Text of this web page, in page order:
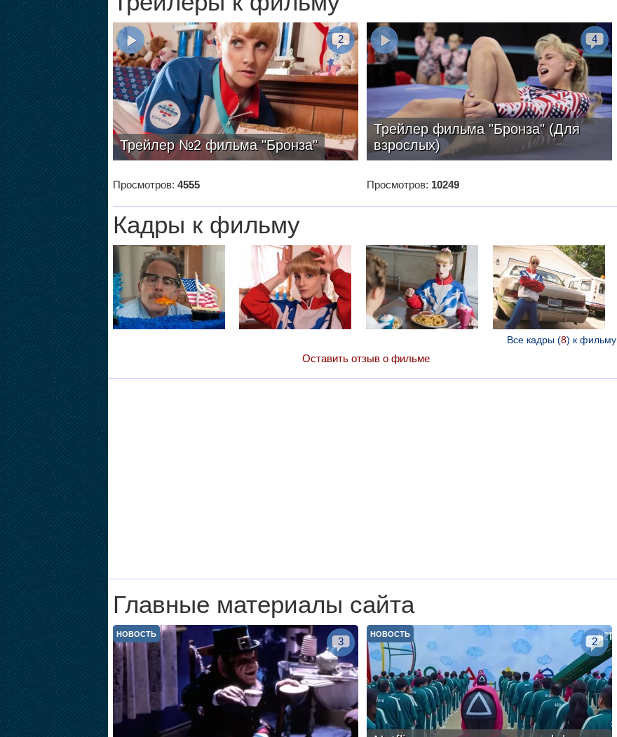
Трейлер №2 фильма "Бронза"
2
Просмотров: 4555
Трейлер фильма "Бронза" (Для
взрослых)
4
Просмотров: 10249
Кадры к фильму
Все кадры (8) к фильму
Оставить отзыв о фильме
Главные материалы сайта
НОВОСТЬ
3
НОВОСТЬ
2